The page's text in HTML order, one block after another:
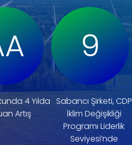
4 Yılda
Artış
9
Sabancı Şirketi, CDP
İklim Değişikliği
Programı Liderlik
Seviyesi’nde